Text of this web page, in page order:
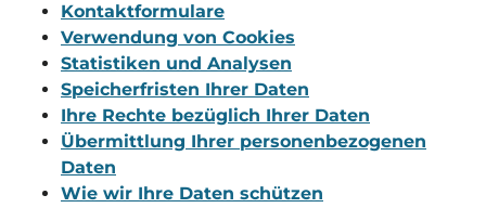
Kontaktformulare
Verwendung von Cookies
Statistiken und Analysen
Speicherfristen Ihrer Daten
Ihre Rechte bezüglich Ihrer Daten
Übermittlung Ihrer personenbezogenen
Daten
Wie wir Ihre Daten schützen